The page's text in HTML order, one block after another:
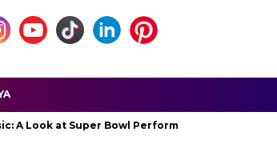
at Super Bowl Performances, New Albums,